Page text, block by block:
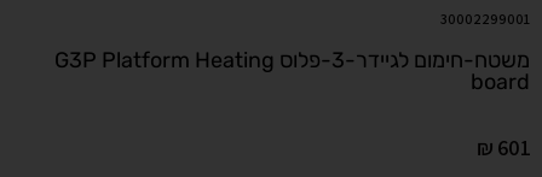
30002299001
משטח-חימום לגיידר-3-פלוס G3P Platform Heating
board
₪ 601